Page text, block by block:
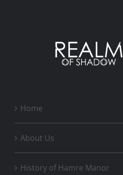
Home
About Us
History of Hamre Manor